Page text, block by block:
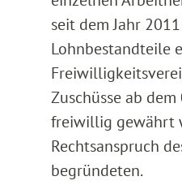
seit dem Jahr
Lohnbestandteile
Zuschüsse ab
freiwillig gewährt
Rechtsanspruch
begründeten.